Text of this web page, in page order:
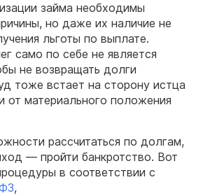
займа необходимы
но даже их наличие не
льготы по выплате.
само по себе не является
не возвращать долги
тоже встает на сторону истца
от материального положения
рассчитаться по долгам,
— пройти банкротство. Вот
в соответствии с
,